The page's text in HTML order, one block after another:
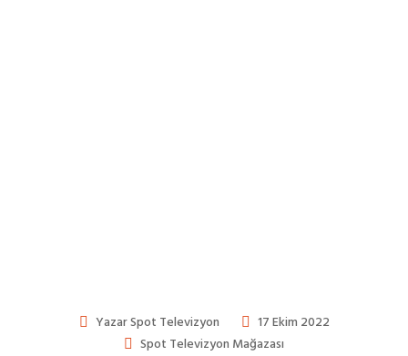
YazarSpot Televizyon
17 Ekim 2022
Spot Televizyon Mağazası